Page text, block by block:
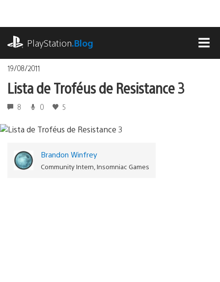
o
conteúdoPlayStation.Blog
19/08/2011
Lista de Troféus de Resistance 3
8 0 5
Brandon Winfrey
Community Intern, Insomniac Games